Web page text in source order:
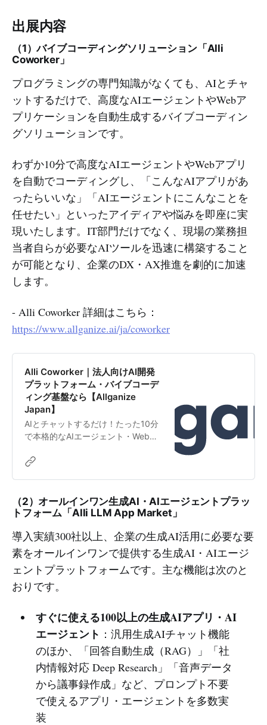
出展内容
（1）バイブコーディングソリューション「Alli
Coworker」
プログラミングの専門知識がなくても、AIとチャ
ットするだけで、高度なAIエージェントやWebア
プリケーションを自動生成するバイブコーディン
グソリューションです。
わずか10分で高度なAIエージェントやWebアプリ
を自動でコーディングし、「こんなAIアプリがあ
ったらいいな」「AIエージェントにこんなことを
任せたい」といったアイディアや悩みを即座に実
現いたします。IT部門だけでなく、現場の業務担
当者自らが必要なAIツールを迅速に構築すること
が可能となり、企業のDX・AX推進を劇的に加速
します。
- Alli Coworker 詳細はこちら：
https://www.allganize.ai/ja/coworker
Alli Coworker｜法人向けAI開発
プラットフォーム・バイブコーデ
ィング基盤なら【Allganize
Japan】
AIとチャットするだけ！たった10分
で本格的なAIエージェント・Webア
りたいことをAIに伝えるだけで、あ
次世代ノーコードビルダーです。
（2）オールインワン生成AI・AIエージェントプラッ
トフォーム「Alli LLM App Market」
導入実績300社以上、企業の生成AI活用に必要な要
素をオールインワンで提供する生成AI・AIエージ
ェントプラットフォームです。主な機能は次のと
おりです。
すぐに使える100以上の生成AIアプリ・AI
エージェント ：汎用生成AIチャット機能
のほか、「回答自動生成（RAG）」「社
内情報対応 Deep Research」「音声データ
から議事録作成」など、プロンプト不要
で使えるアプリ・エージェントを多数実
装